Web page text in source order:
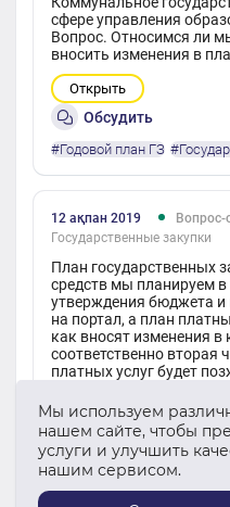
сфере управления
Вопрос. Относимся ли
вносить изменения в
Открыть
Обсудить
#Годовой план ГЗ
12 ақпан 2019
Вопрос-
Государственные закупки
План государственных
средств мы планируем в
утверждения бюджета и
на портал, а план
как вносят изменения в
соответственно вторая
платных услуг будет
Открыть
Комментариев :
#Годовой план ГЗ
Мы используем
нашем сайте, чтобы
услуги и улучшить
нашим сервисом.